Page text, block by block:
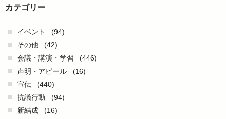
カテゴリー
イベント
(94)
その他
(42)
会議・講演・学習
(446)
声明・アピール
(16)
宣伝
(440)
抗議行動
(94)
新結成
(16)